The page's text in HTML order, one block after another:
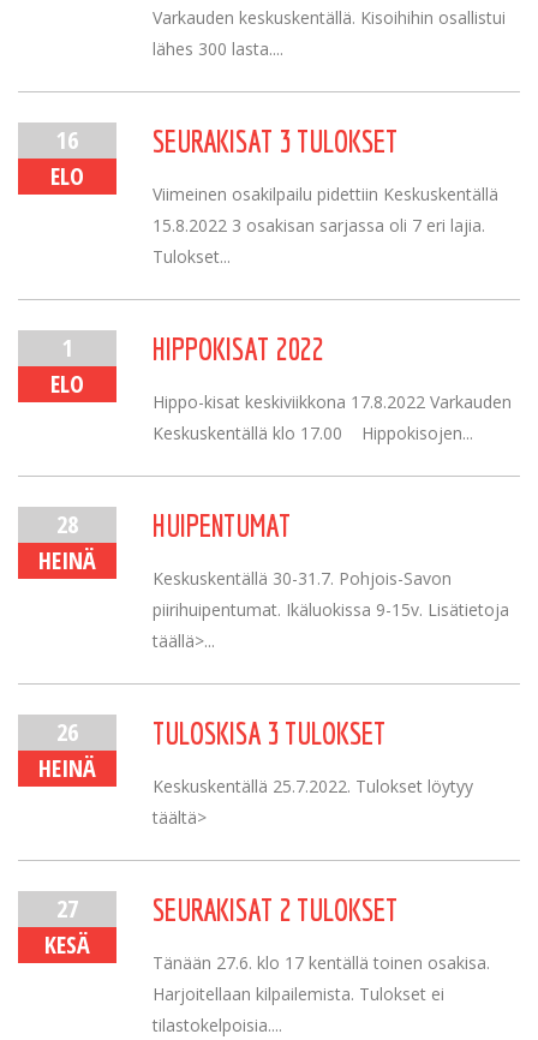
Varkauden keskuskentällä. Kisoihihin osallistui
lähes 300 lasta....
16
ELO
SEURAKISAT 3 TULOKSET
Viimeinen osakilpailu pidettiin Keskuskentällä
15.8.2022 3 osakisan sarjassa oli 7 eri lajia.
Tulokset...
1
ELO
HIPPOKISAT 2022
Hippo-kisat keskiviikkona 17.8.2022 Varkauden
Keskuskentällä klo 17.00 Hippokisojen...
28
HEINÄ
HUIPENTUMAT
Keskuskentällä 30-31.7. Pohjois-Savon
piirihuipentumat. Ikäluokissa 9-15v. Lisätietoja
täällä>...
26
HEINÄ
TULOSKISA 3 TULOKSET
Keskuskentällä 25.7.2022. Tulokset löytyy
täältä>
27
KESÄ
SEURAKISAT 2 TULOKSET
Tänään 27.6. klo 17 kentällä toinen osakisa.
Harjoitellaan kilpailemista. Tulokset ei
tilastokelpoisia....